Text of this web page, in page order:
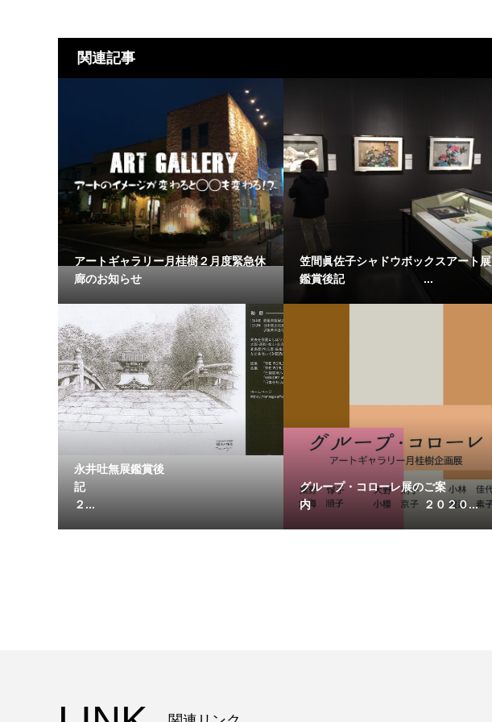
関連記事
アートギャラリー月桂樹２月度緊急休
廊のお知らせ
笠間眞佐子シャドウボックスアート展
鑑賞後記 ...
永井吐無展鑑賞後
記
２...
グループ・コローレ展のご案
内 ２０２０...